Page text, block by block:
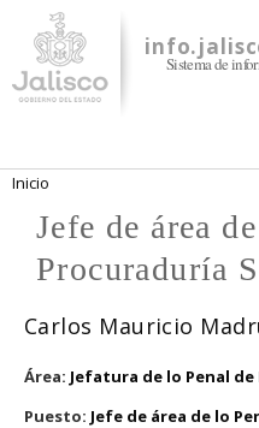
Sistema de
Se encuentra usted aquí
Inicio
Jefe de área
Procuraduría
Carlos Mauricio
Área: Jefatura de lo Penal
Puesto: Jefe de área de lo